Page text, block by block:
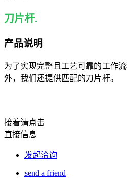
刀片杆.
产品说明
为了实现完整且工艺可靠的工作
外，我们还提供匹配的刀片杆。
接着请点击
直接信息
发起洽询
send a friend